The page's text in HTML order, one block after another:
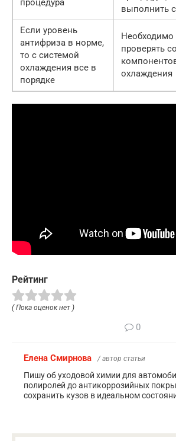
процедура
выполнить
Если уровень
антифриза в норме,
то с системой
охлаждения все в
порядке
Необходимо
проверять
охлаждения
Рейтинг
( Пока оценок нет )
0
Елена Смирнова / автор статьи
Пишу об уходовой химии для
полиролей до антикоррозийных
сохранить кузов в идеальном